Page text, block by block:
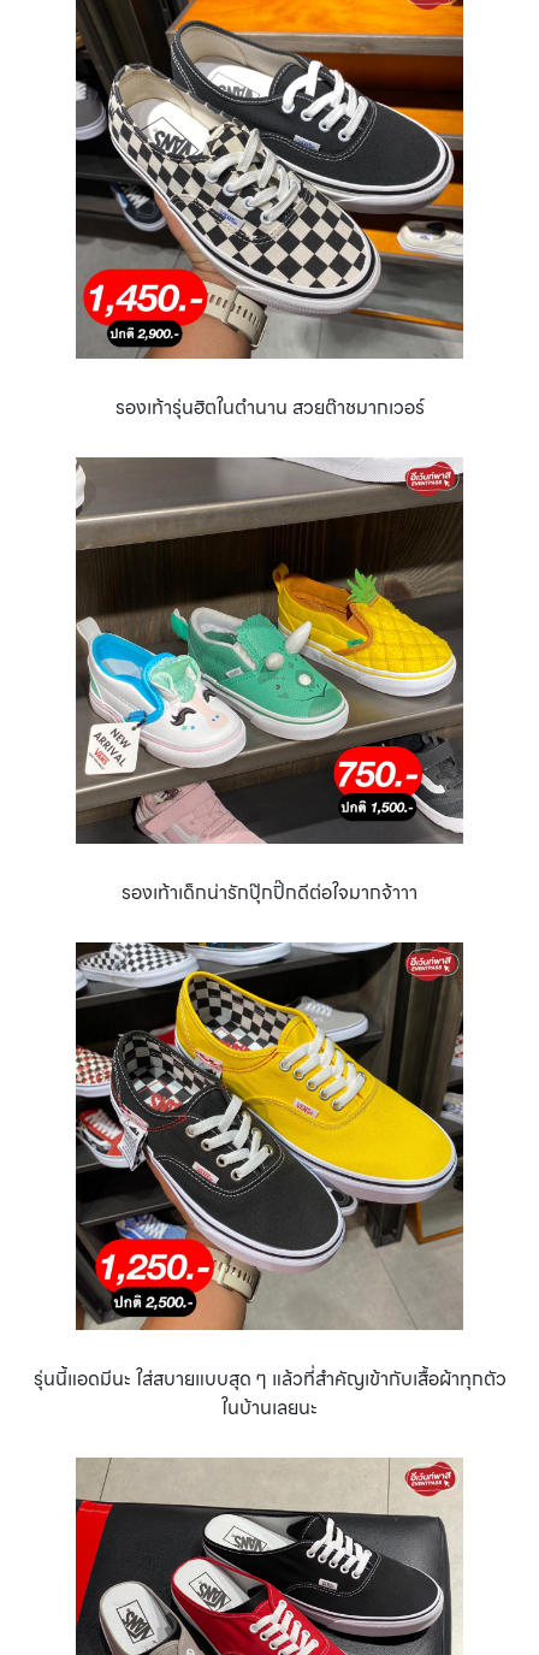
รองเท้ารุ่นฮิตในตำนาน สวยต๊าชมากเวอร์
รองเท้าเด็กน่ารักปุ๊กปิ๊กดีต่อใจมากจ้าาา
รุ่นนี้แอดมีนะ ใส่สบายแบบสุด ๆ แล้วที่สำคัญเข้ากับเสื้อผ้าทุกตัว
ในบ้านเลยนะ